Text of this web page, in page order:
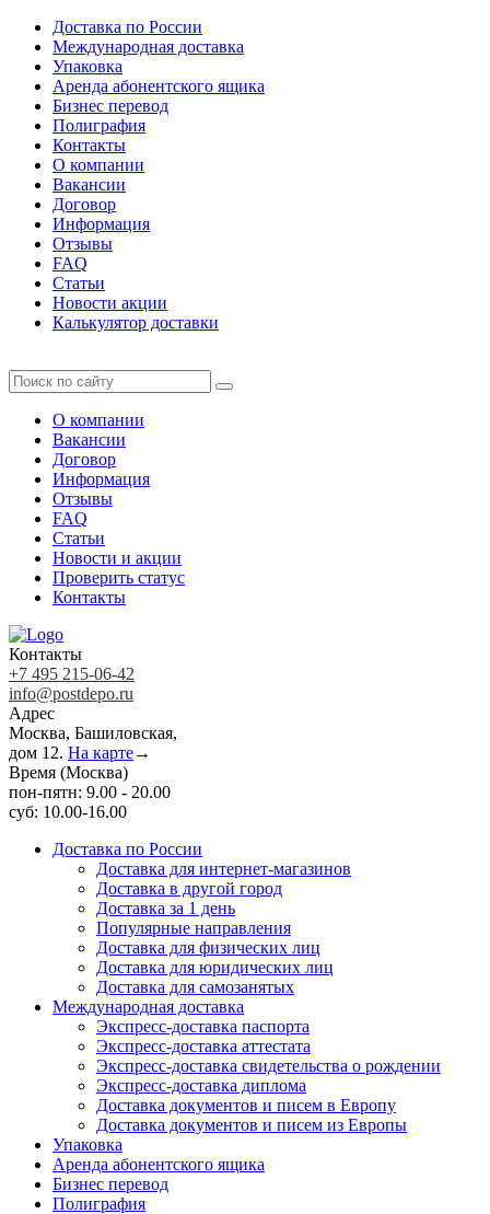
Доставка по России
Международная доставка
Упаковка
Аренда абонентского ящика
Бизнес перевод
Полиграфия
Контакты
О компании
Вакансии
Договор
Информация
Отзывы
FAQ
Статьи
Новости акции
Калькулятор доставки
О компании
Вакансии
Договор
Информация
Отзывы
FAQ
Статьи
Новости и акции
Проверить статус
Контакты
Контакты
+7 495 215-06-42
info@postdepo.ru
Адрес
Москва, Башиловская,
дом 12. На карте→
Время (Москва)
пон-пятн: 9.00 - 20.00
суб: 10.00-16.00
Доставка по России
Доставка для интернет-магазинов
Доставка в другой город
Доставка за 1 день
Популярные направления
Доставка для физических лиц
Доставка для юридических лиц
Доставка для самозанятых
Международная доставка
Экспресс-доставка паспорта
Экспресс-доставка аттестата
Экспресс-доставка свидетельства о рождении
Экспресс-доставка диплома
Доставка документов и писем в Европу
Доставка документов и писем из Европы
Упаковка
Аренда абонентского ящика
Бизнес перевод
Полиграфия